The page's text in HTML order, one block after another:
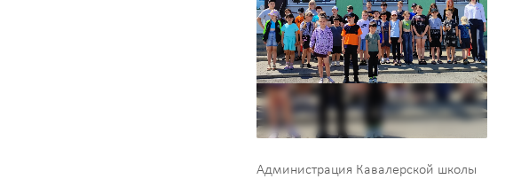
Администрация Кавалерской школы